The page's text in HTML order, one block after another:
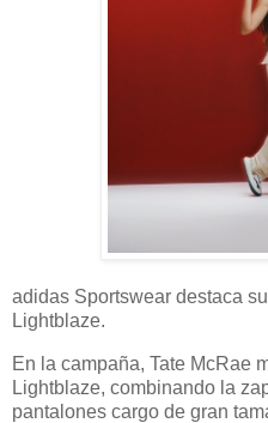
adidas Sportswear destaca
Lightblaze.
En la campaña, Tate McRae
Lightblaze, combinando la
pantalones cargo de gran